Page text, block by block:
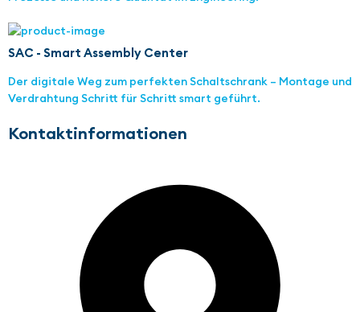
SAC - Smart Assembly Center
Der digitale Weg zum perfekten Schaltschrank – Montage und
Verdrahtung Schritt für Schritt smart geführt.
Kontaktinformationen